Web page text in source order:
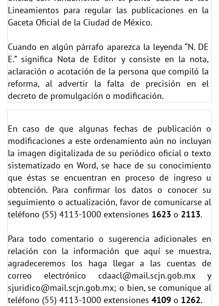
Lineamientos para regular las publicaciones en la
Gaceta Oficial de la Ciudad de México.
Cuando en algún párrafo aparezca la leyenda “N. DE
E.” significa Nota de Editor y consiste en la nota,
aclaración o acotación de la persona que compiló la
reforma, al advertir la falta de precisión en el
decreto de promulgación o modificación.
En caso de que algunas fechas de publicación o
modificaciones a este ordenamiento aún no incluyan
la imagen digitalizada de su periódico oficial o texto
sistematizado en Word, se hace de su conocimiento
que éstas se encuentran en proceso de ingreso u
obtención. Para confirmar los datos o conocer su
seguimiento o actualización, favor de comunicarse al
teléfono (55) 4113-1000 extensiones 1623 o 2113.
Para todo comentario o sugerencia adicionales en
relación con la información que aquí se muestra,
agradeceremos los haga llegar a las cuentas de
correo electrónico cdaacl@mail.scjn.gob.mxy
sjuridico@mail.scjn.gob.mx; o bien, se comunique al
teléfono (55) 4113-1000 extensiones 4109 o 1262.